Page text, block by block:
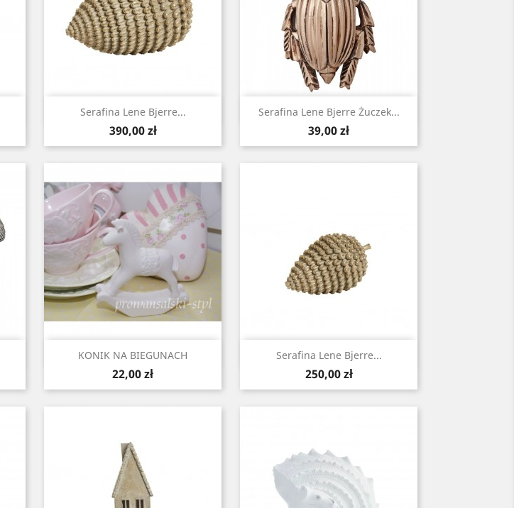
Serafina Lene Bjerre...
Cena
390,00 zł
Szybki podgląd Serafina Lene Bjerre Żuczek...
Cena
39,00 zł
Szybki podgląd
KONIK NA BIEGUNACH
Cena
22,00 zł
Szybki podgląd Serafina Lene Bjerre...
Cena
250,00 zł
Szybki podgląd